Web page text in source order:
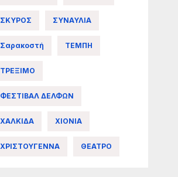
ΣΚΥΡΟΣ ΣΥΝΑΥΛΙΑ
Σαρακοστή ΤΕΜΠΗ
ΤΡΕΞΙΜΟ
ΦΕΣΤΙΒΑΛ ΔΕΛΦΩΝ
ΧΑΛΚΙΔΑ ΧΙΟΝΙΑ
ΧΡΙΣΤΟΥΓΕΝΝΑ ΘΕΑΤΡΟ